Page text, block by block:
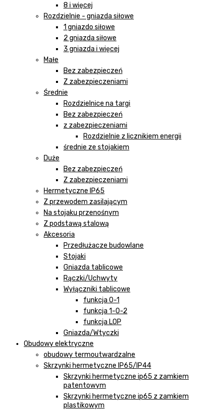
8 i więcej
Rozdzielnie - gniazda siłowe
1 gniazdo siłowe
2 gniazda siłowe
3 gniazda i więcej
Małe
Bez zabezpieczeń
Z zabezpieczeniami
Średnie
Rozdzielnice na targi
Bez zabezpieczeń
z zabezpieczeniami
Rozdzielnie z licznikiem energii
średnie ze stojakiem
Duże
Bez zabezpieczeń
Z zabezpieczeniami
Hermetyczne IP65
Z przewodem zasilającym
Na stojaku przenośnym
Z podstawą stalową
Akcesoria
Przedłużacze budowlane
Stojaki
Gniazda tablicowe
Rączki/Uchwyty
Wyłączniki tablicowe
funkcja 0-1
funkcja 1-0-2
funkcja LOP
Gniazda/Wtyczki
Obudowy elektryczne
obudowy termoutwardzalne
Skrzynki hermetyczne IP65/IP44
Skrzynki hermetyczne ip65 z zamkiem
patentowym
Skrzynki hermetyczne ip65 z zamkiem
plastikowym